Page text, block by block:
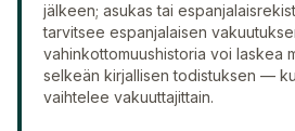
jälkeen; asukas tai
tarvitsee espanjalaisen
vahinkottomuushistoria voi laskea
selkeän kirjallisen todistuksen —
vaihtelee vakuuttajittain.